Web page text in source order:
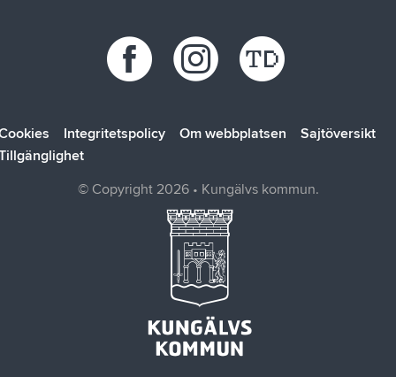
Kungälvsbostäder
Kungälv Energi
Integritetspolicy Om webbplatsen
Sajtöversikt
© Copyright 2026 • Kungälvs kommun.